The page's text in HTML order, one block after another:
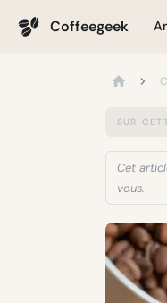
Coffeegeek
SUR
Cet
vous.